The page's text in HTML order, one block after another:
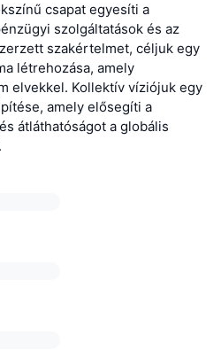
csapat egyesíti a
szolgáltatások és az
szakértelmet, céljuk egy
létrehozása, amely
elvekkel. Kollektív víziójuk egy
amely elősegíti a
átláthatóságot a globális